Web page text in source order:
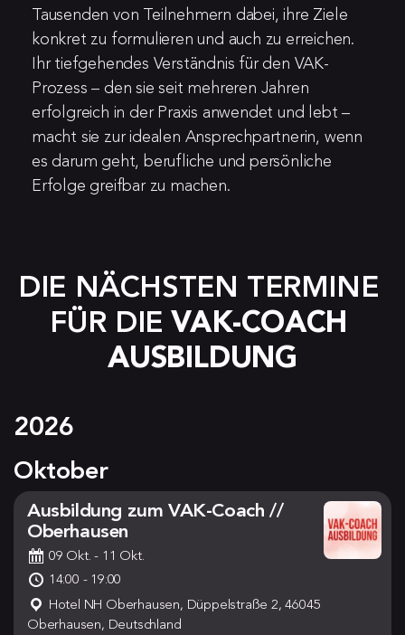
Tausenden von Teilnehmern dabei, ihre Ziele
konkret zu formulieren und auch zu erreichen.
Ihr tiefgehendes Verständnis für den VAK-
Prozess – den sie seit mehreren Jahren
erfolgreich in der Praxis anwendet und lebt –
macht sie zur idealen Ansprechpartnerin, wenn
es darum geht, berufliche und persönliche
Erfolge greifbar zu machen.
DIE NÄCHSTEN TERMINE
FÜR DIE VAK-COACH
AUSBILDUNG
2026
Oktober
Ausbildung zum VAK-Coach //
Oberhausen
09 Okt.- 11 Okt.
14:00 - 19:00
Hotel NH Oberhausen, Düppelstraße 2, 46045
Oberhausen, Deutschland